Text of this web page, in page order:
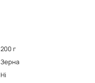
200 г
Зерна
Ні